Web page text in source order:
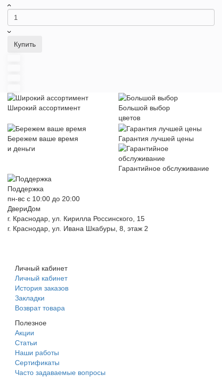
Купить
Широкий ассортимент
Большой выбор
цветов
Бережем ваше время
и деньги
Гарантия лучшей цены
Гарантийное обслуживание
Поддержка
пн-вс с 10:00 до 20:00
ДвериДом
г. Краснодар, ул. Кирилла Россинского, 15
г. Краснодар, ул. Ивана Шкабуры, 8, этаж 2
Личный кабинет
Личный кабинет
История заказов
Закладки
Возврат товара
Полезное
Акции
Статьи
Наши работы
Сертификаты
Часто задаваемые вопросы